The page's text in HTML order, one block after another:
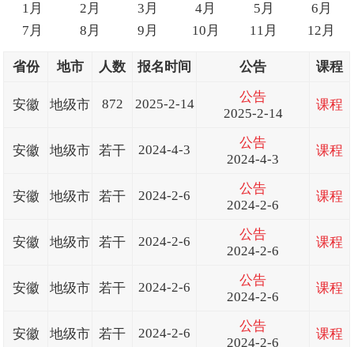
1月 2月 3月 4月 5月
6月
7月
8月 9月 10月 11月 12月
省份 地市 人数 报名时间 公告 课程
安徽 地级市 872 2025-2-14
公告
2025-2-14
课程
安徽 地级市 若干 2024-4-3
公告
2024-4-3
课程
安徽 地级市 若干 2024-2-6
公告
2024-2-6
课程
安徽 地级市 若干 2024-2-6
公告
2024-2-6
课程
安徽 地级市 若干 2024-2-6
公告
2024-2-6
课程
安徽 地级市 若干 2024-2-6
公告
2024-2-6
课程